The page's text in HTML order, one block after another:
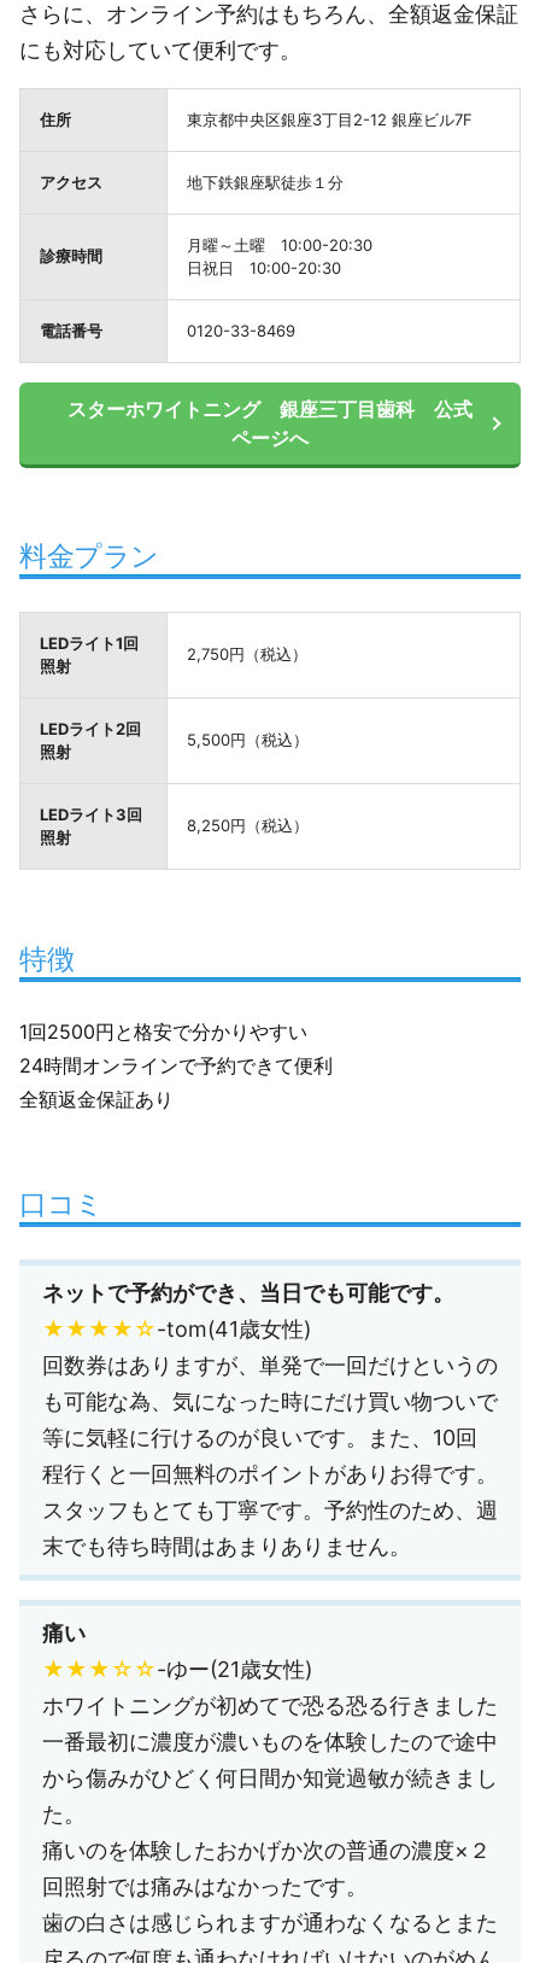
さらに、オンライン予約はもちろん、全額返金保証
にも対応していて便利です。
住所 東京都中央区銀座3丁目2-12 銀座ビル7F
アクセス 地下鉄銀座駅徒歩１分
診療時間
月曜～土曜 10:00-20:30
日祝日 10:00-20:30
電話番号 0120-33-8469
スターホワイトニング 銀座三丁目歯科 公式
ページへ
料金プラン
LEDライト1回
照射
2,750円（税込）
LEDライト2回
照射
5,500円（税込）
LEDライト3回
照射
8,250円（税込）
特徴
1回2500円と格安で分かりやすい
24時間オンラインで予約できて便利
全額返金保証あり
口コミ
ネットで予約ができ、当日でも可能です。
★★★★☆-tom(41歳女性)
回数券はありますが、単発で一回だけというの
も可能な為、気になった時にだけ買い物ついで
等に気軽に行けるのが良いです。また、10回
程行くと一回無料のポイントがありお得です。
スタッフもとても丁寧です。予約性のため、週
末でも待ち時間はあまりありません。
痛い
★★★☆☆-ゆー(21歳女性)
ホワイトニングが初めてで恐る恐る行きました
一番最初に濃度が濃いものを体験したので途中
から傷みがひどく何日間か知覚過敏が続きまし
た。
痛いのを体験したおかげか次の普通の濃度×２
回照射では痛みはなかったです。
歯の白さは感じられますが通わなくなるとまた